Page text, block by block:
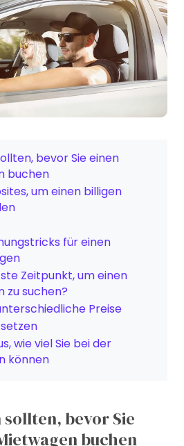
bevor Sie einen
buchen
um einen billigen
für einen
Zeitpunkt, um einen
zu suchen?
Preise
wie viel Sie bei der
können
sollten, bevor Sie
buchen